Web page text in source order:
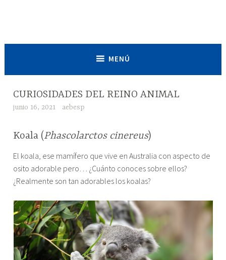
MENÚ
ARTÍCULOS
CURIOSIDADES DEL REINO ANIMAL
junio 16, 2021 aebesp
"CURIOSIDADES
REINO
ANIMAL"
Koala (Phascolarctos cinereus)
El koala, ese mamífero que vive en Australia con aspecto de
osito adorable pero… ¿Cuánto conoces sobre ellos?
¿Realmente son tan adorables los koalas?